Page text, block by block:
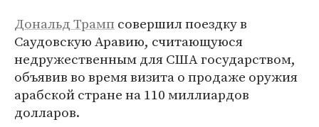
Дональд Трамп совершил поездку в
Саудовскую Аравию, считающуюся
недружественным для США государством,
объявив во время визита о продаже оружия
арабской стране на 110 миллиардов
долларов.